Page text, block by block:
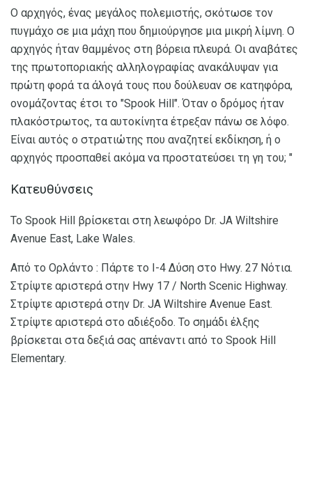
Ο αρχηγός, ένας μεγάλος πολεμιστής, σκότωσε τον
πυγμάχο σε μια μάχη που δημιούργησε μια μικρή λίμνη. Ο
αρχηγός ήταν θαμμένος στη βόρεια πλευρά. Οι αναβάτες
της πρωτοποριακής αλληλογραφίας ανακάλυψαν για
πρώτη φορά τα άλογά τους που δούλευαν σε κατηφόρα,
ονομάζοντας έτσι το "Spook Hill". Όταν ο δρόμος ήταν
πλακόστρωτος, τα αυτοκίνητα έτρεξαν πάνω σε λόφο.
Είναι αυτός ο στρατιώτης που αναζητεί εκδίκηση, ή ο
αρχηγός προσπαθεί ακόμα να προστατεύσει τη γη του; "
Κατευθύνσεις
Το Spook Hill βρίσκεται στη λεωφόρο Dr. JA Wiltshire
Avenue East, Lake Wales.
Από το Ορλάντο : Πάρτε το Ι-4 Δύση στο Hwy. 27 Νότια.
Στρίψτε αριστερά στην Hwy 17 / North Scenic Highway.
Στρίψτε αριστερά στην Dr. JA Wiltshire Avenue East.
Στρίψτε αριστερά στο αδιέξοδο. Το σημάδι έλξης
βρίσκεται στα δεξιά σας απέναντι από το Spook Hill
Elementary.